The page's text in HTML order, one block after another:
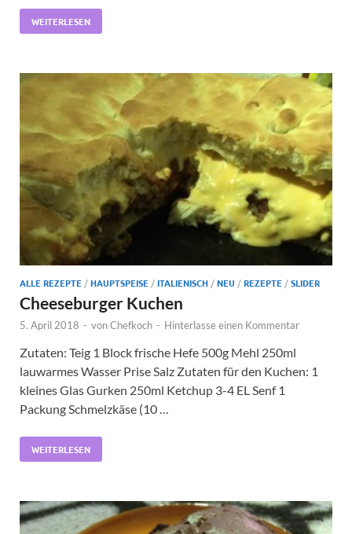
WEITERLESEN
ALLE REZEPTE/HAUPTSPEISE/ITALIENISCH/NEU /REZEPTE/SLIDER
Cheeseburger Kuchen
5. April 2018 - vonChefkoch - Hinterlasse einen Kommentar
Zutaten: Teig 1 Block frische Hefe 500g Mehl 250ml
lauwarmes Wasser Prise Salz Zutaten für den Kuchen: 1
kleines Glas Gurken 250ml Ketchup 3-4 EL Senf 1
Packung Schmelzkäse (10 …
WEITERLESEN